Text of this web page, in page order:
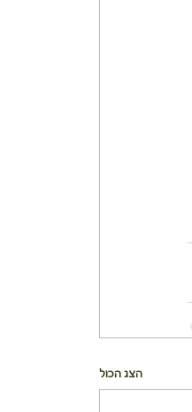
הצג הכול